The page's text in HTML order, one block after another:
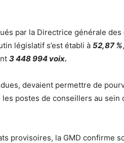
par la Directrice générale des
législatif s’est établi à 52,87 %
3 448 994 voix.
devaient permettre de
postes de conseillers au sein
provisoires, la GMD confirme